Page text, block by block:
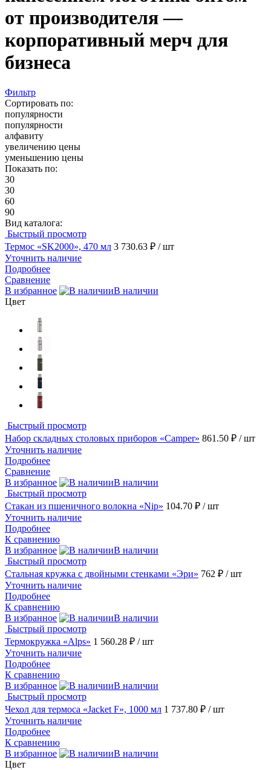
от производителя —
корпоративный мерч для
бизнеса
Фильтр
Сортировать по:
популярности
популярности
алфавиту
увеличению цены
уменьшению цены
Показать по:
30
30
60
90
Вид каталога:
Быстрый просмотр
Термос «SK2000», 470 мл 3 730.63 ₽ / шт
Уточнить наличие
Подробнее
Сравнение
В избранное
В наличии
Цвет
Быстрый просмотр
Набор складных столовых приборов «Camper» 861.50 ₽ / шт
Уточнить наличие
Подробнее
Сравнение
В избранное
В наличии
Быстрый просмотр
Стакан из пшеничного волокна «Nip» 104.70 ₽ / шт
Уточнить наличие
Подробнее
К сравнению
В избранное
В наличии
Быстрый просмотр
Стальная кружка с двойными стенками «Эри» 762 ₽ / шт
Уточнить наличие
Подробнее
К сравнению
В избранное
В наличии
Быстрый просмотр
Термокружка «Alps» 1 560.28 ₽ / шт
Уточнить наличие
Подробнее
К сравнению
В избранное
В наличии
Быстрый просмотр
Чехол для термоса «Jacket F», 1000 мл 1 737.80 ₽ / шт
Уточнить наличие
Подробнее
К сравнению
В избранное
В наличии
Цвет